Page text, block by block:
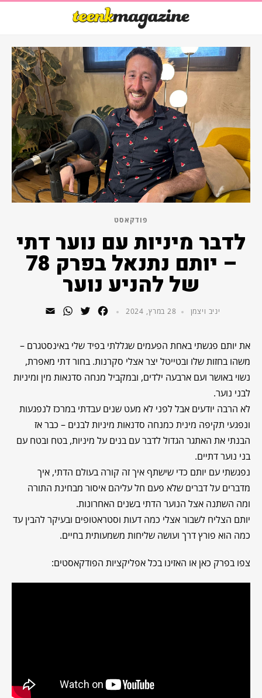
פודקאסט
לדבר מיניות עם נוער דתי
– יותם נתנאל בפרק 78
של להניע נוער
יניב ויצמן 28 במרץ, 2024 Facebook
Twitter
WhatsApp
את יותם פגשתי באחת הפעמים שגללתי בפיד שלי באינסטגרם –
משהו בחזות שלו ובטייטל יצר אצלי סקרנות. בחור דתי מאפרת,
נשוי באושר ועם ארבעה ילדים, ובמקביל מנחה סדנאות מין ומיניות
לבני נוער.
לא הרבה יודעים אבל לפני לא מעט שנים עבדתי במרכז לנפגעות
ונפגעי תקיפה מינית כמנחה סדנאות מיניות לבנים – כבר אז
הבנתי את האתגר הגדול לדבר עם בנים על מיניות, בטח ובטח עם
בני נוער דתיים.
נפגשתי עם יותם כדי שישתף איך זה קורה בעולם הדתי, איך
מדברים על דברים שלא פעם חל עליהם איסור מבחינת התורה
ומה השתנה אצל הנוער הדתי בשנים האחרונות.
יותם הצליח לשבור אצלי כמה דעות וסטראטופים ובעיקר להבין עד
כמה הוא פורץ דרך ועושה שליחות משמעותית בחיים.
צפו בפרק כאן או האזינו בכל אפליקציות הפודקאסטים: